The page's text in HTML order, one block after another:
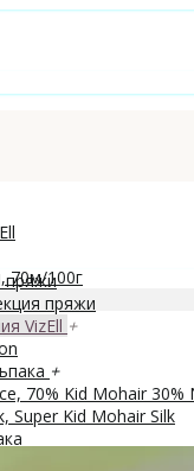
пряжи
пряжи
VizEll +
+
Kid Mohair 30%
Kid Mohair Silk
70м/100г